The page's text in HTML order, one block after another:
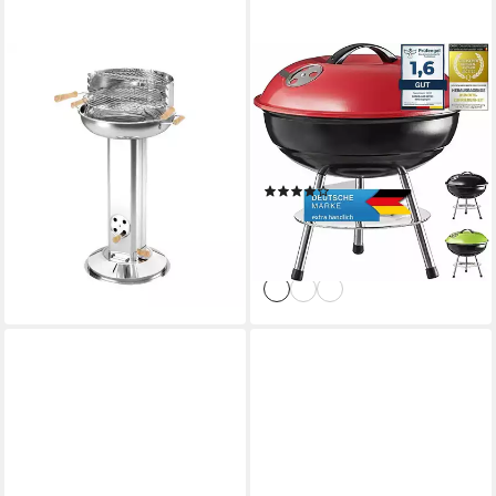
Holzkohlegrill Edelstahl-
Säulengrill rund ø ca. 39cm
Holzgriffe Warmhalterost
GOODS+GADGETS
Standgrill GOODS+GADGETS
Mini Kugelgrill Campinggrill -
Holzkohle BBQ Edelstahl,
Camping Holzkohle-Grill
Tischgrill (15)
24,95 € UVP 49,95 €
lieferbar - in 2-3 Werktagen bei dir